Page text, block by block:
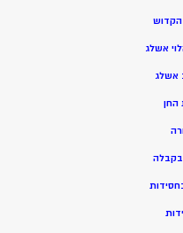
הקדוש
אשלג
אשלג
החן